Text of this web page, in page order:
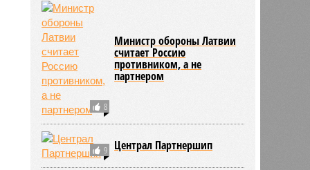
партнерстве
противником, а не
партнером